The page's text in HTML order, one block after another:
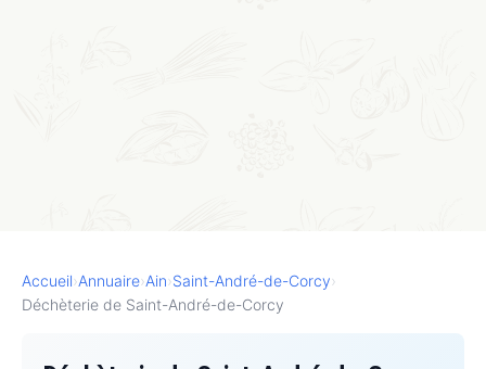
Accueil›Annuaire›Ain›Saint-André-de-Corcy›
Déchèterie de Saint-André-de-Corcy